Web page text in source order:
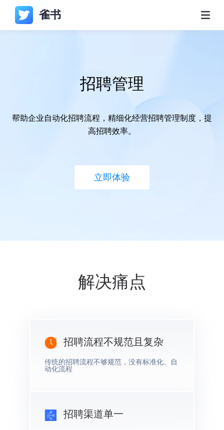
雀书
招聘管理
帮助企业自动化招聘流程，精细化经营招聘管理制度，提
高招聘效率。
立即体验
解决痛点
招聘流程不规范且复杂
传统的招聘流程不够规范，没有标准化、自
动化流程
招聘渠道单一